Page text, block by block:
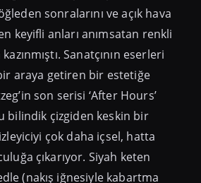
sonralarını ve açık hava
keyifli anları anımsatan renkli
Sanatçının eserleri
araya getiren bir estetiğe
son serisi ‘After Hours’
bilindik çizgiden keskin bir
çok daha içsel, hatta
çıkarıyor. Siyah keten
(nakış iğnesiyle kabartma